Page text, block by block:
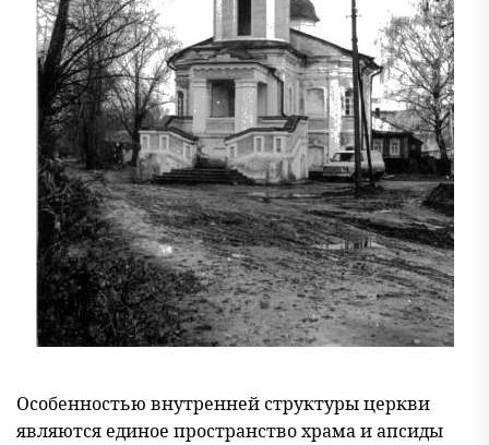
Особенностью внутренней структуры церкви
являются единое пространство храма и апсиды